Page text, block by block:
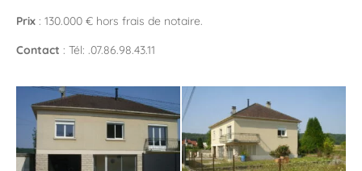
Prix : 130.000 € hors frais de notaire.
Contact : Tél: .07.86.98.43.11